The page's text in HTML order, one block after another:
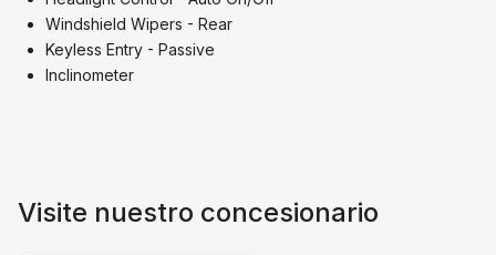
Windshield Wipers - Rear
Keyless Entry - Passive
Inclinometer
Visite nuestro concesionario